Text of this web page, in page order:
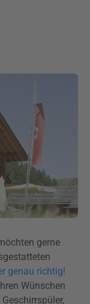
gerne
genau richtig!
Wünschen